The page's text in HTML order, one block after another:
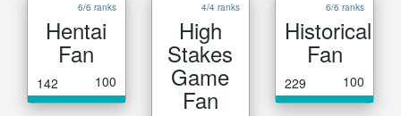
6/6 ranks
Hentai
Fan
142 100
4/4 ranks
High
Stakes
Game
Fan
6/6 ranks
Historical
Fan
229 100